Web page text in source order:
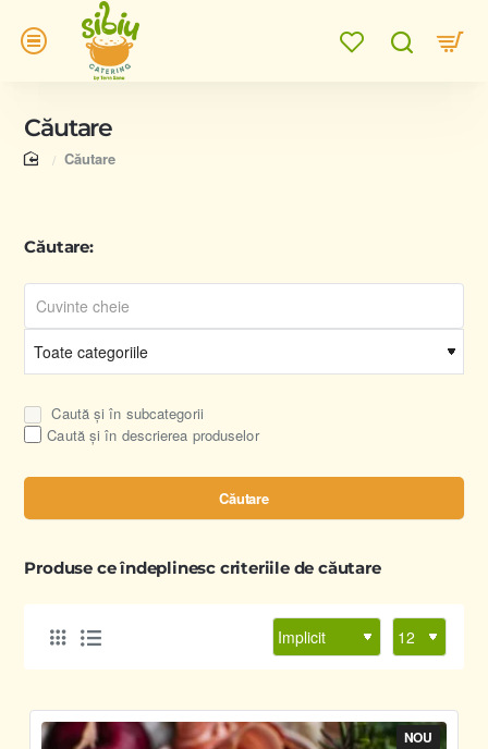
Căutare
home
Căutare
Căutare:
Caută și în subcategorii
Caută și în descrierea produselor
Căutare
Produse ce îndeplinesc criteriile de căutare
NOU